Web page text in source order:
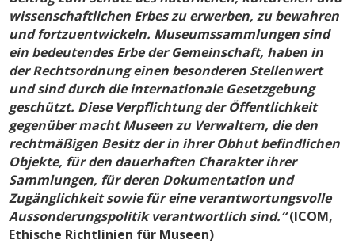
wissenschaftlichen Erbes zu erwerben, zu bewahren
und fortzuentwickeln. Museumssammlungen sind
ein bedeutendes Erbe der Gemeinschaft, haben in
der Rechtsordnung einen besonderen Stellenwert
und sind durch die internationale Gesetzgebung
geschützt. Diese Verpflichtung der Öffentlichkeit
gegenüber macht Museen zu Verwaltern, die den
rechtmäßigen Besitz der in ihrer Obhut befindlichen
Objekte, für den dauerhaften Charakter ihrer
Sammlungen, für deren Dokumentation und
Zugänglichkeit sowie für eine verantwortungsvolle
Aussonderungspolitik verantwortlich sind.“(ICOM,
Ethische Richtlinien für Museen)